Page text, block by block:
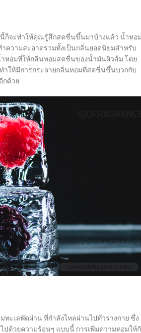
ก็จะทำให้คุณรู้สึกสดชื่นขึ้นมาบ้างแล้ว น้ำหอ
วามสะอาดรวมทั้งเป็นกลิ่นยอดนิยมสำหรับ
ำหอมที่ให้กลิ่นหอมสดชื่นของน้ำมันผิวส้ม โดย
ำให้มีการกระจายกลิ่นหอมที่สดชื่นขึ้นบวกกับ
กด้วย
ะเลพัดผ่าน ที่กำลังไหลผ่านไปทั่วร่างกาย ซึ่ง
ปด้วยความร้อนๆ แบบนี้ การเพิ่มความหอมให้